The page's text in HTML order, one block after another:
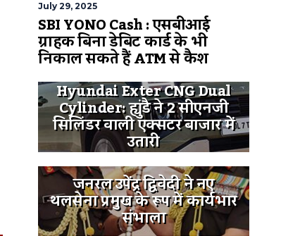
July 29, 2025
SBI YONO Cash : एसबीआई
ग्राहक बिना डेबिट कार्ड के भी
निकाल सकते हैं ATM से कैश
Hyundai Exter CNG Dual
Cylinder: ह्युंडै ने 2 सीएनजी
सिलिंडर वाली एक्सटर बाजार में
उतारी
जनरल उपेंद्र द्विवेदी ने नए
थलसेना प्रमुख के रूप में कार्यभार
संभाला